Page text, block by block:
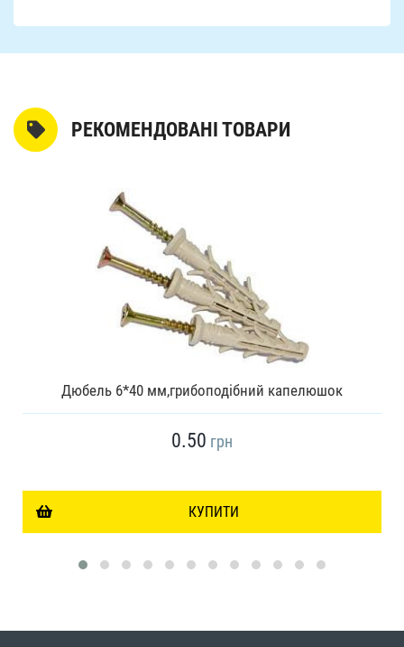
РЕКОМЕНДОВАНІ ТОВАРИ
Дюбель 6*40 мм,грибоподібний капелюшок
0.50 грн
КУПИТИ